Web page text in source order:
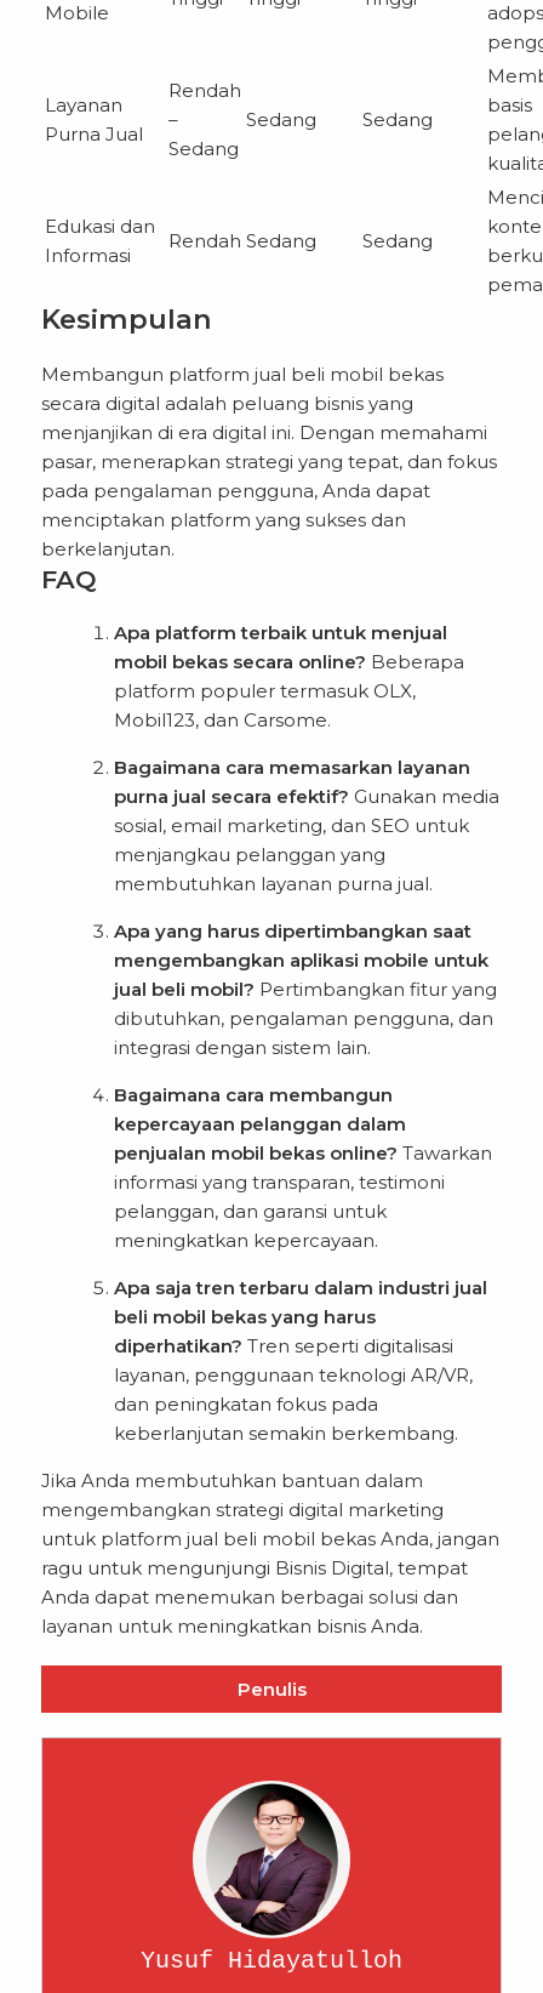
Mobile
Layanan
Purna Jual
Rendah
–
Sedang
Sedang Sedang
basis
Edukasi dan
Informasi
Rendah Sedang Sedang
Kesimpulan
Membangun platform jual beli mobil bekas
secara digital adalah peluang bisnis yang
menjanjikan di era digital ini. Dengan memahami
pasar, menerapkan strategi yang tepat, dan fokus
pada pengalaman pengguna, Anda dapat
menciptakan platform yang sukses dan
berkelanjutan.
FAQ
Apa platform terbaik untuk menjual
mobil bekas secara online? Beberapa
platform populer termasuk OLX,
Mobil123, dan Carsome.
Bagaimana cara memasarkan layanan
purna jual secara efektif? Gunakan media
sosial, email marketing, dan SEO untuk
menjangkau pelanggan yang
membutuhkan layanan purna jual.
Apa yang harus dipertimbangkan saat
mengembangkan aplikasi mobile untuk
jual beli mobil? Pertimbangkan fitur yang
dibutuhkan, pengalaman pengguna, dan
integrasi dengan sistem lain.
Bagaimana cara membangun
kepercayaan pelanggan dalam
penjualan mobil bekas online? Tawarkan
informasi yang transparan, testimoni
pelanggan, dan garansi untuk
meningkatkan kepercayaan.
Apa saja tren terbaru dalam industri jual
beli mobil bekas yang harus
diperhatikan? Tren seperti digitalisasi
layanan, penggunaan teknologi AR/VR,
dan peningkatan fokus pada
keberlanjutan semakin berkembang.
Jika Anda membutuhkan bantuan dalam
mengembangkan strategi digital marketing
untuk platform jual beli mobil bekas Anda, jangan
ragu untuk mengunjungi Bisnis Digital, tempat
Anda dapat menemukan berbagai solusi dan
layanan untuk meningkatkan bisnis Anda.
Penulis
Yusuf Hidayatulloh